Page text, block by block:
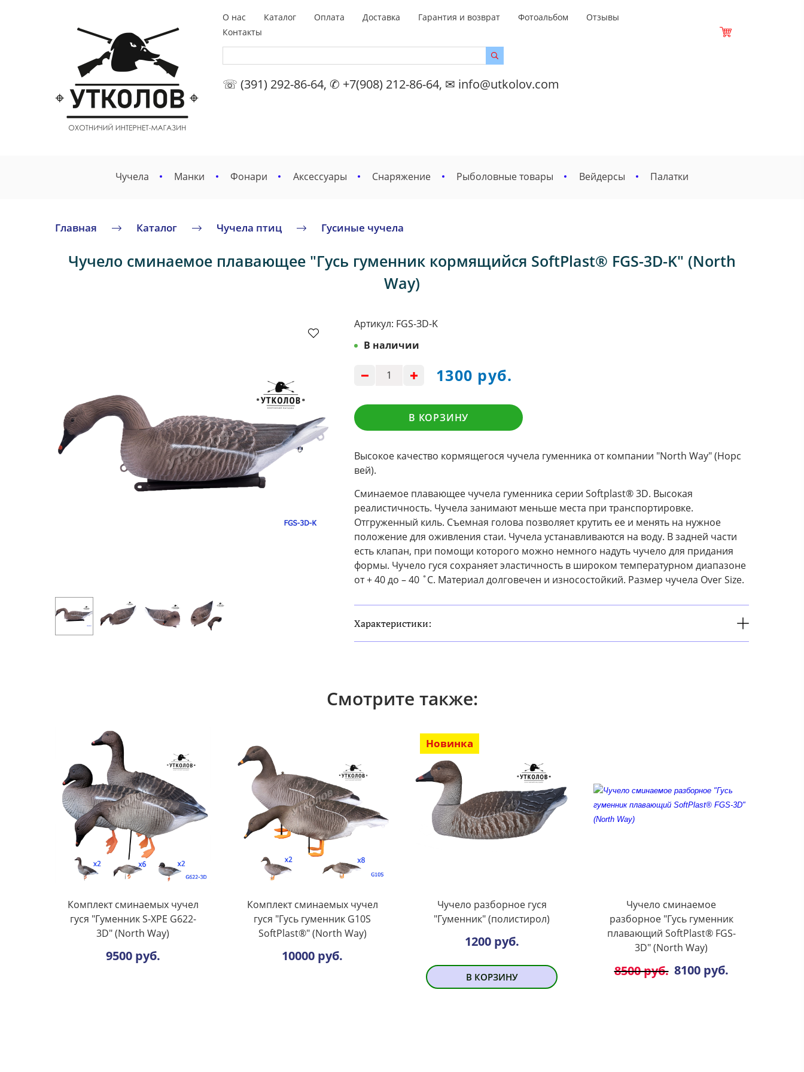
О нас Каталог Оплата Доставка Гарантия и возврат Фотоальбом
Отзывы
Контакты
☏ (391) 292-86-64, ✆ +7(908) 212-86-64, ✉ info@utkolov.com
Чучела Манки Фонари Аксессуары Снаряжение Рыболовные товары Вейдерсы Палатки
Главная Каталог Чучела птиц Гусиные чучела
Чучело сминаемое плавающее "Гусь гуменник кормящийся SoftPlast® FGS-3D-K" (North
Way)
Артикул: FGS-ЗD-K
В наличии
1300 руб.
В КОРЗИНУ
Высокое качество кормящегося чучела гуменника от компании "North Way" (Норс
вей).
Сминаемое плавающее чучела гуменника серии Softplast® 3D. Высокая
реалистичность. Чучела занимают меньше места при транспортировке.
Отгруженный киль. Съемная голова позволяет крутить ее и менять на нужное
положение для оживления стаи. Чучела устанавливаются на воду. В задней части
есть клапан, при помощи которого можно немного надуть чучело для придания
формы. Чучело гуся сохраняет эластичность в широком температурном диапазоне
от + 40 до – 40 ˚С. Материал долговечен и износостойкий. Размер чучела Over Size.
Характеристики:
Смотрите также:
Комплект сминаемых чучел
гуся "Гуменник S-ХРЕ G622-
3D" (North Way)
9500 руб.
Комплект сминаемых чучел
гуся "Гусь гуменник G10S
SoftPlast®" (North Way)
10000 руб.
Новинка
Чучело разборное гуся
"Гуменник" (полистирол)
1200 руб.
В КОРЗИНУ
Чучело сминаемое
разборное "Гусь гуменник
плавающий SoftPlast® FGS-
3D" (North Way)
8500 руб. 8100 руб.